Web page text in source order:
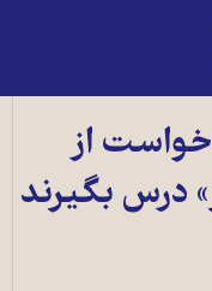
خواست از
درس بگیرند